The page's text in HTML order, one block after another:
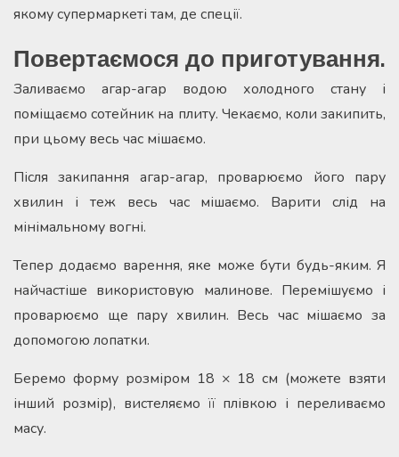
якому супермаркеті там, де спеції.
Повертаємося до приготування.
Заливаємо агар-агар водою холодного стану і
поміщаємо сотейник на плиту. Чекаємо, коли закипить,
при цьому весь час мішаємо.
Після закипання агар-агар, проварюємо його пару
хвилин і теж весь час мішаємо. Варити слід на
мінімальному вогні.
Тепер додаємо варення, яке може бути будь-яким. Я
найчастіше використовую малинове. Перемішуємо і
проварюємо ще пару хвилин. Весь час мішаємо за
допомогою лопатки.
Беремо форму розміром 18 × 18 см (можете взяти
інший розмір), вистеляємо її плівкою і переливаємо
масу.